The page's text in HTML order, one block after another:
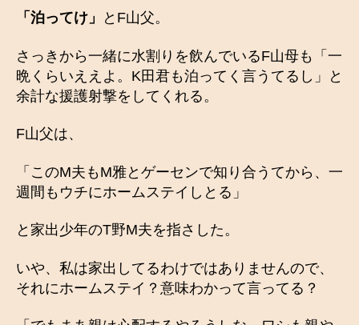
「泊ってけ」 とF山父。
さっきから一緒に水割りを飲んでいるF山母も「一
晩くらいええよ。K田君も泊ってく言うてるし」と
余計な援護射撃をしてくれる。
F山父は、
「このM夫もM雅とゲーセンで知り合うてから、一
週間もウチにホームステイしとる」
と家出少年のT野M夫を指さした。
いや、私は家出してるわけではありませんので、
それにホームステイ？意味わかって言ってる？